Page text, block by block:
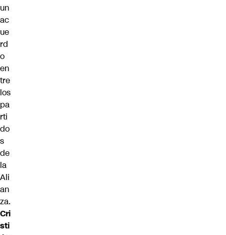
un
ac
ue
rd
o
en
tre
los
pa
rti
do
s
de
la
Ali
an
za.
Cri
sti